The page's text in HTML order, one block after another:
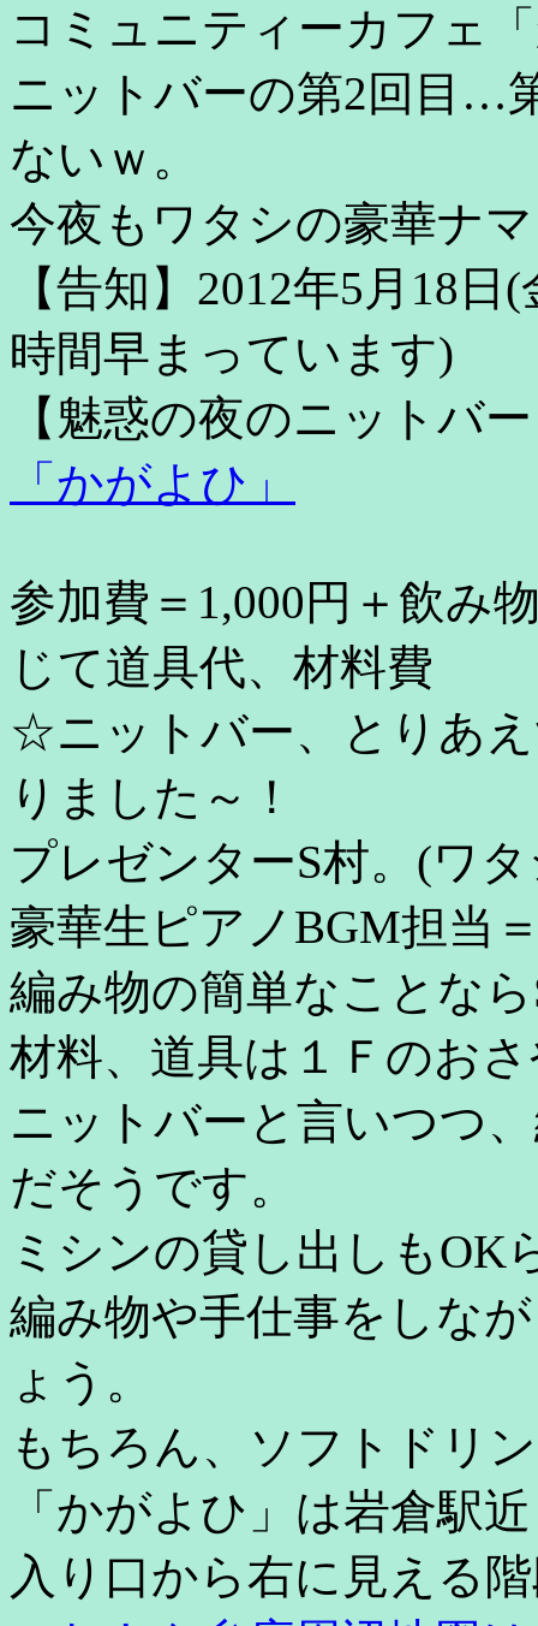
コミュニティーカフェ
ニットバーの第2回目
ないｗ。
今夜もワタシの豪華ナ
【告知】2012年5月18
時間早まっています)
【魅惑の夜のニットバ
「かがよひ」
参加費＝1,000円＋飲み
じて道具代、材料費
☆ニットバー、とりあ
りました～！
プレゼンターS村。(ワ
豪華生ピアノBGM担当
編み物の簡単なことな
材料、道具は１Ｆのお
ニットバーと言いつつ
だそうです。
ミシンの貸し出しも
編み物や手仕事をしな
ょう。
もちろん、ソフトドリ
「かがよひ」は岩倉駅
入り口から右に見える